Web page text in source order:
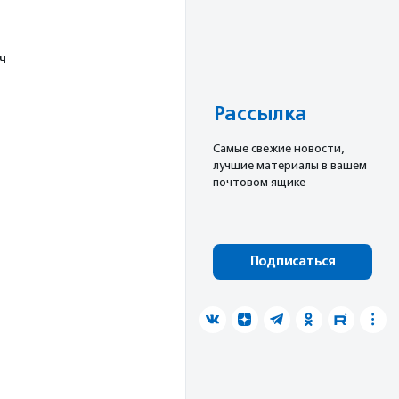
Рассылка
Cамые свежие новости,
лучшие материалы в вашем
почтовом ящике
Подписаться